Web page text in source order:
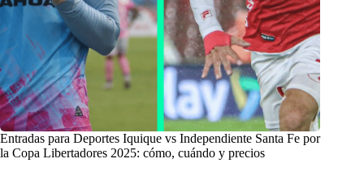
Entradas para Deportes Iquique vs Independiente Santa Fe por
la Copa Libertadores 2025: cómo, cuándo y precios